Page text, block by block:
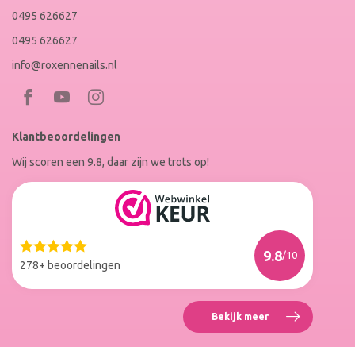
0495 626627
0495 626627
info@roxennenails.nl
Bezoek
Facebook
op
Instagram
Klantbeoordelingen
Wij scoren een 9.8, daar zijn we trots op!
278+ beoordelingen
9.8/10
Web
Winkel
Bekijk meer Reviews
Roxenne